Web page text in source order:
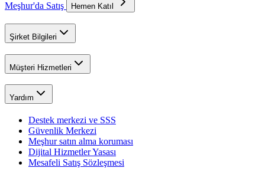
Meşhur'da Satış Hemen Katıl
Şirket Bilgileri
Müşteri Hizmetleri
Yardım
Destek merkezi ve SSS
Güvenlik Merkezi
Meşhur satın alma koruması
Dijital Hizmetler Yasası
Mesafeli Satış Sözleşmesi